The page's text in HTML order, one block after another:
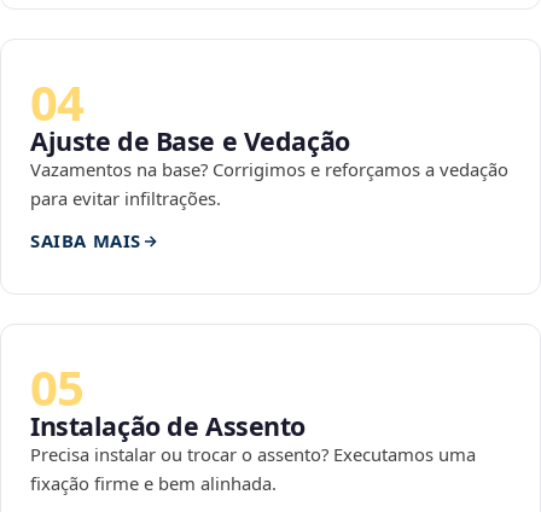
04
Ajuste de Base e Vedação
Vazamentos na base? Corrigimos e reforçamos a vedação
para evitar infiltrações.
SAIBA MAIS
05
Instalação de Assento
Precisa instalar ou trocar o assento? Executamos uma
fixação firme e bem alinhada.